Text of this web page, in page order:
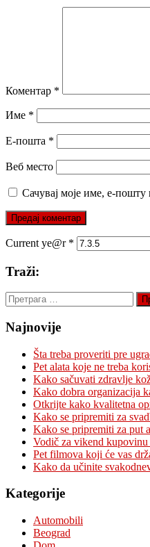
Коментар *
Име *
Е-пошта *
Веб место
Сачувај моје име, е-пошту
Current ye@r *
Traži:
Претрага
за:
Najnovije
Šta treba proveriti pre
Pet alata koje ne treba
Kako sačuvati zdravlje
Kako dobra organizacija
Otkrijte kako kvalitetna
Kako se pripremiti za
Kako se pripremiti za put
Vodič za vikend kupovinu
Pet filmova koji će vas
Kako da učinite
Kategorije
Automobili
Beograd